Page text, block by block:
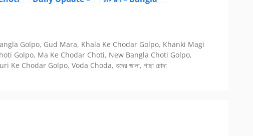
Golpo, Gud Mara, Khala Ke Chodar Golpo, Khanki Magi
Golpo, Ma Ke Chodar Choti, New Bangla Choti Golpo,
Ke Chodar Golpo, Voda Choda, গুদের জালা, পাছা চোদা